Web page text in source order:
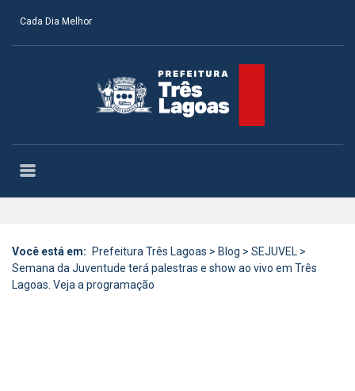
Cada Dia Melhor
Você está em: Prefeitura Três Lagoas > Blog > SEJUVEL >
Semana da Juventude terá palestras e show ao vivo em Três
Lagoas. Veja a programação